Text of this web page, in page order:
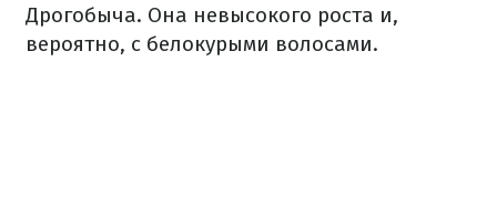
Дрогобыча. Она невысокого роста и,
вероятно, с белокурыми волосами.